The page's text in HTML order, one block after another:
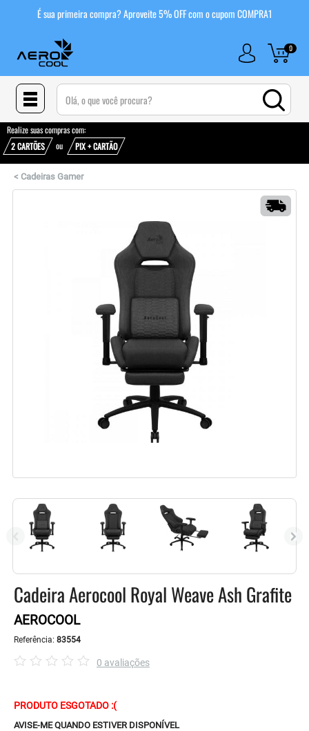
É sua primeira compra? Aproveite 5% OFF com o cupom COMPRA1
0
(pesquisar)
Realize suas compras com:
2 CARTÕES
ou PIX + CARTÃO
< Cadeiras Gamer
Cadeira Aerocool Royal Weave Ash Grafite
AEROCOOL
Referência: 83554
0 avaliações
PRODUTO ESGOTADO :(
AVISE-ME QUANDO ESTIVER DISPONÍVEL